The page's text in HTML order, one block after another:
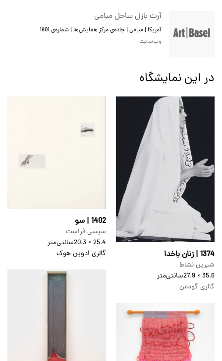
آرت بازل ساحل میامی
آمریکا | میامی | جاده‌ی مرکز همایش‌ها | شماره‌ی 1901
وب‌سایت
در این نمایشگاه
1374 | زنان باخدا
شیرین نشاط
35.6 × 27.9
سانتی‌متر
گالری گودمَن
1402 | سو
سیسی فراست
25.4 × 20.3
سانتی‌متر
گالری ادوین هوک